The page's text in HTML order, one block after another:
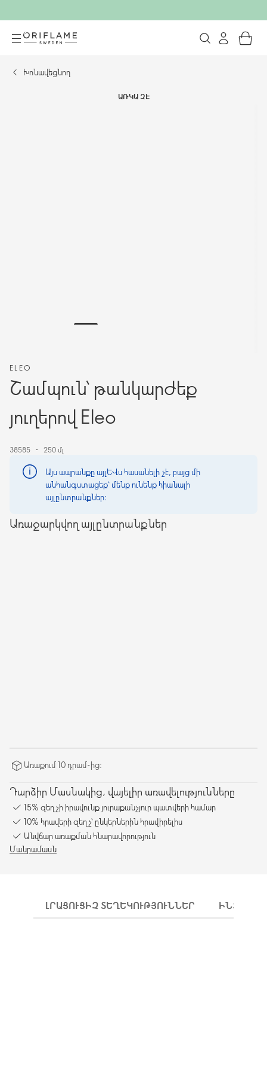
Խոնավեցնող
ԱՌԿԱ ՉԷ
ELEO
Շամպուն՝ թանկարժեք
յուղերով Eleo
38585 250 մլ
Այս ապրանքը այլևս հասանելի չէ, բայց մի
անհանգստացեք՝ մենք ունենք հիանալի
այլընտրանքներ։
Առաջարկվող այլընտրանքներ
Առաքում 10 դրամ-ից։
Դարձիր Մասնակից, վայելիր առավելությունները
15% զեղչի իրավունք յուրաքանչյուր պատվերի համար
10% հրավերի զեղչ՝ ընկերներին հրավիրելիս
Անվճար առաքման հնարավորություն
Մանրամասն
ԼՐԱՑՈՒՑԻՉ ՏԵՂԵԿՈՒԹՅՈՒՆՆԵՐ ԻՆՉՊԵՍ